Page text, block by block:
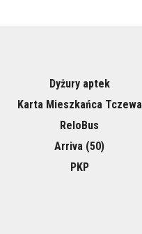
Dyżury aptek
Karta Mieszkańca Tczewa
ReloBus
Arriva (50)
PKP